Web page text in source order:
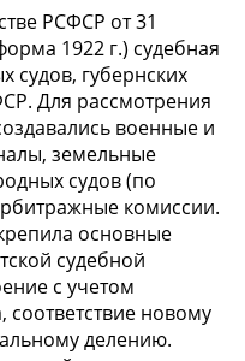
РСФСР от 31
1922 г.) судебная
судов, губернских
Для рассмотрения
военные и
земельные
судов (по
комиссии.
основные
судебной
с учетом
соответствие новому
делению.